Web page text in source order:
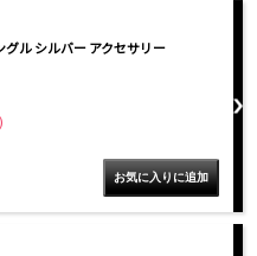
ル シルバー アクセサリー